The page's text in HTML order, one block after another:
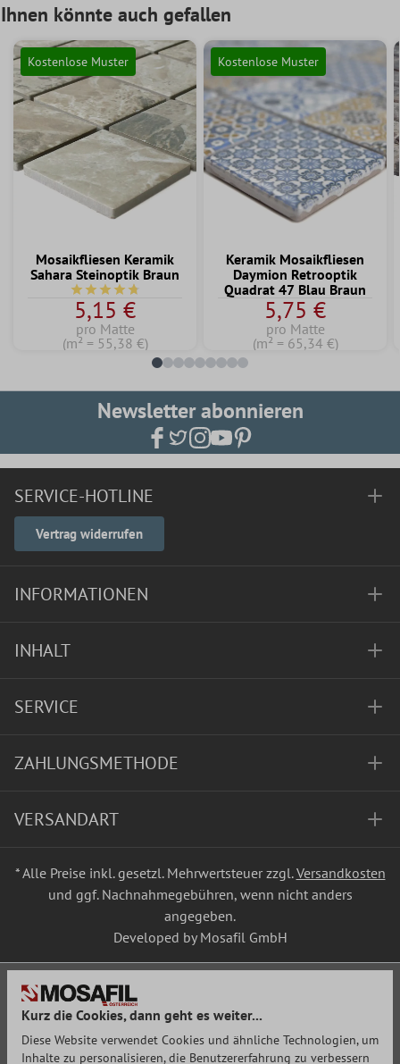
Ihnen könnte auch gefallen
Kostenlose Muster
Mosaikfliesen Keramik
Sahara Steinoptik Braun
Durchschnittliche Bewertung von 4.6 von 5 Sternen
5,15 €
pro Matte
(m² = 55,38 €)
Kostenlose Muster
Keramik Mosaikfliesen
Daymion Retrooptik
Quadrat 47 Blau Braun
5,75 €
pro Matte
(m² = 65,34 €)
Newsletter abonnieren
SERVICE-HOTLINE
Vertrag widerrufen
INFORMATIONEN
INHALT
SERVICE
ZAHLUNGSMETHODE
VERSANDART
* Alle Preise inkl. gesetzl. Mehrwertsteuer zzgl.Versandkosten
und ggf. Nachnahmegebühren, wenn nicht anders
angegeben.
Developed by Mosafil GmbH
Kurz die Cookies, dann geht es weiter...
Diese Website verwendet Cookies und ähnliche Technologien, um
Inhalte zu personalisieren, die Benutzererfahrung zu verbessern